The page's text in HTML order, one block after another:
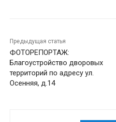
Предыдущая статья
ФОТОРЕПОРТАЖ:
Благоустройство дворовых
территорий по адресу ул.
Осенняя, д.14